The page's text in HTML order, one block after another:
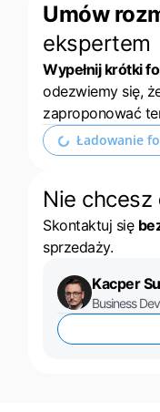
Umów
ekspertem
Wypełnij krótki
odezwiemy się,
zaproponować
Ładowanie
Nie chcesz
Skontaktuj się
sprzedaży.
Kacper
Business